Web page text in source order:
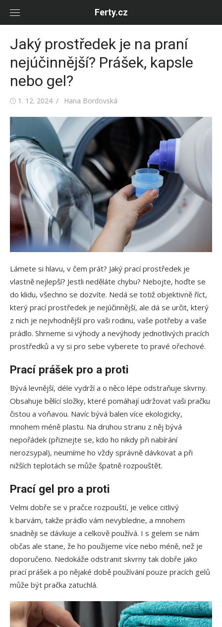
Ferty.cz
Jaký prostředek je na praní
nejúčinnější? Prášek, kapsle
nebo gel?
Posted
1. 12. 2024 Author
Hana Bordovská
Lámete si hlavu, v čem prát? Jaký prací prostředek je
vlastně nejlepší? Jestli neděláte chybu? Nebojte, hoďte se
do klidu, všechno se dozvíte. Nedá se totiž objektivně říct,
který prací prostředek je nejúčinnější, ale dá se určit, který
z nich je nejvhodnější pro vaši rodinu, vaše potřeby a vaše
prádlo. Shrneme si výhody a nevýhody jednotlivých pracích
prostředků a vy si pro sebe vyberete to pravé ořechové.
Prací prášek pro a proti
Bývá levnější, déle vydrží a o něco lépe odstraňuje skvrny.
Obsahuje bělící složky, které pomáhají udržovat vaši pračku
čistou a voňavou. Navíc bývá balen více ekologicky,
mnohem méně plastu. Na druhou stranu z něj bývá
nepořádek (přiznejte se, kdo ho nikdy při nabírání
nerozsypal), neumíme ho vždy správně dávkovat a při
nižších teplotách se může špatně rozpouštět.
Prací gel pro a proti
Velmi dobře se v pračce rozpouští, je velice citlivý
k barvám, takže prádlo vám nevybledne, a mnohem
snadněji se dávkuje a celkově používá. I s gelem se nám
občas ale stane, že ho použijeme více nebo méně, než je
doporučeno. Nedokáže odstranit skvrny tak dobře jako
prací prášek a po nějaké době používání pouze pracích gelů
může být pračka zatuchlá.